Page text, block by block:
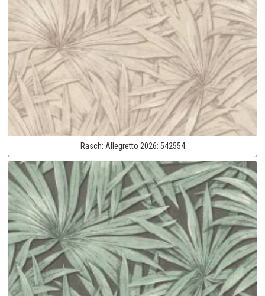
Rasch: Allegretto 2026: 542554